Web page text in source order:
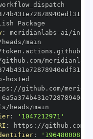
: meridianlabs -
meridianlabs
-
: //github.com/
:
'1047212971'
: https : //github.com/
:
'196480008'